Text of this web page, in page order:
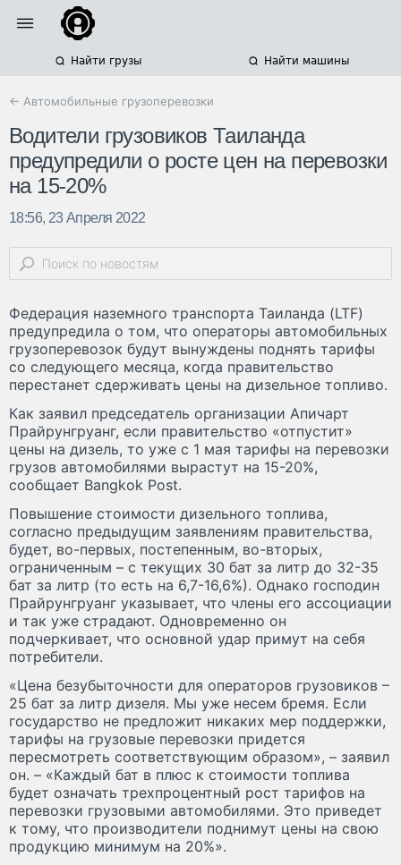
Найти грузы Найти машины
← Автомобильные грузоперевозки
Водители грузовиков Таиланда
предупредили о росте цен на перевозки
на 15-20%
18:56, 23 Апреля 2022
Федерация наземного транспорта Таиланда (LTF)
предупредила о том, что операторы автомобильных
грузоперевозок будут вынуждены поднять тарифы
со следующего месяца, когда правительство
перестанет сдерживать цены на дизельное топливо.
Как заявил председатель организации Апичарт
Прайрунгруанг, если правительство «отпустит»
цены на дизель, то уже с 1 мая тарифы на перевозки
грузов автомобилями вырастут на 15-20%,
сообщает Bangkok Post.
Повышение стоимости дизельного топлива,
согласно предыдущим заявлениям правительства,
будет, во-первых, постепенным, во-вторых,
ограниченным – с текущих 30 бат за литр до 32-35
бат за литр (то есть на 6,7-16,6%). Однако господин
Прайрунгруанг указывает, что члены его ассоциации
и так уже страдают. Одновременно он
подчеркивает, что основной удар примут на себя
потребители.
«Цена безубыточности для операторов грузовиков –
25 бат за литр дизеля. Мы уже несем бремя. Если
государство не предложит никаких мер поддержки,
тарифы на грузовые перевозки придется
пересмотреть соответствующим образом», – заявил
он. – «Каждый бат в плюс к стоимости топлива
будет означать трехпроцентный рост тарифов на
перевозки грузовыми автомобилями. Это приведет
к тому, что производители поднимут цены на свою
продукцию минимум на 20%».